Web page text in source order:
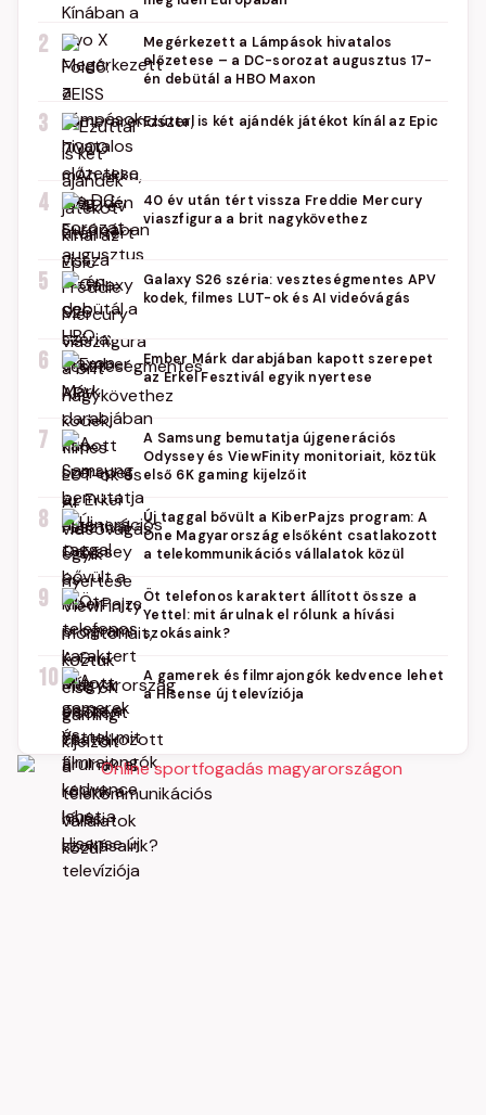
2
Megérkezett a Lámpások hivatalos
előzetese – a DC-sorozat augusztus 17-
én debütál a HBO Maxon
3 Ezúttal is két ajándék játékot kínál az Epic
4
40 év után tért vissza Freddie Mercury
viaszfigura a brit nagykövethez
5
Galaxy S26 széria: veszteségmentes APV
kodek, filmes LUT-ok és AI videóvágás
6
Ember Márk darabjában kapott szerepet
az Erkel Fesztivál egyik nyertese
7
A Samsung bemutatja újgenerációs
Odyssey és ViewFinity monitoriait, köztük
első 6K gaming kijelzőit
8
Új taggal bővült a KiberPajzs program: A
One Magyarország elsőként csatlakozott
a telekommunikációs vállalatok közül
9
Öt telefonos karaktert állított össze a
Yettel: mit árulnak el rólunk a hívási
szokásaink?
10
A gamerek és filmrajongók kedvence lehet
a Hisense új televíziója